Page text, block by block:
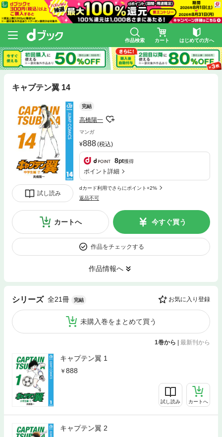
作品検索 カート はじめての方へ
キャプテン翼 14
試し読み
完結
高橋陽一
マンガ
888(税込)
8pt獲得
ポイント詳細
dカード利用でさらにポイント+2%
返品不可
カートへ 今すぐ買う
作品をチェックする
作品情報へ
シリーズ 全21冊 完結 お気に入り登録
未購入巻をまとめて買う
1巻から 最新刊から
キャプテン翼 1
888
試し読み カートへ
キャプテン翼 2